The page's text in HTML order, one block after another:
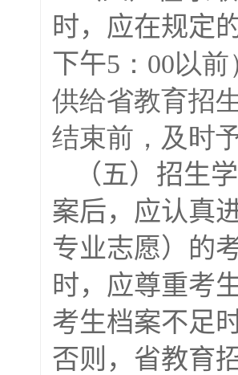
时，应在规定
下午5：00以
供给省教育招
结束前，及时
（五）招生
案后，应认真
专业志愿）的
时，应尊重考
考生档案不足
否则，省教育